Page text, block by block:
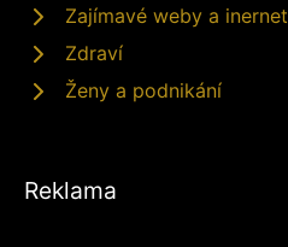
Zajímavé weby a inernet
Zdraví
Ženy a podnikání
Reklama